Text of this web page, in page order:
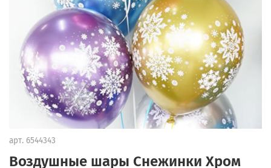
арт. 6544343
Воздушные шары Снежинки Хром